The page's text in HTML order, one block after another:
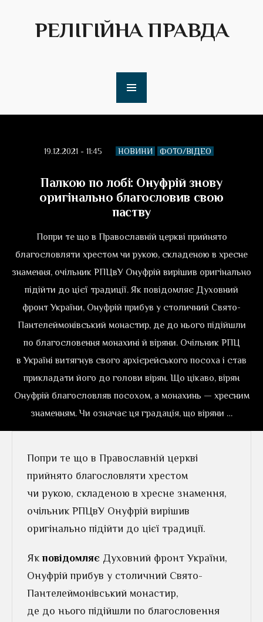
РЕЛІГІЙНА ПРАВДА
19.12.2021 - 11:45 НОВИНИ ФОТО/ВІДЕО
Палкою по лобі: Онуфрій знову
оригінально благословив свою
паству
Попри те що в Православній церкві прийнято
благословляти хрестом чи рукою, складеною в хресне
знамення, очільник РПЦвУ Онуфрій вирішив оригінально
підійти до цієї традиції. Як повідомляє Духовний
фронт України, Онуфрій прибув у столичний Свято-
Пантелеймонівський монастир, де до нього підійшли
по благословення монахині й віряни. Очільник РПЦ
в Україні витягнув свого архієрейського посоха і став
прикладати його до голови вірян. Що цікаво, вірян
Онуфрій благословляв посохом, а монахинь — хресним
знаменням. Чи означає ця градація, що віряни …
Попри те що в Православній церкві
прийнято благословляти хрестом
чи рукою, складеною в хресне знамення,
очільник РПЦвУ Онуфрій вирішив
оригінально підійти до цієї традиції.
Якповідомляє Духовний фронт України,
Онуфрій прибув у столичний Свято-
Пантелеймонівський монастир,
де до нього підійшли по благословення